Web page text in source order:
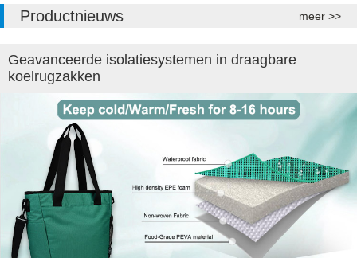
Productnieuws meer >>
Geavanceerde isolatiesystemen in draagbare
koelrugzakken